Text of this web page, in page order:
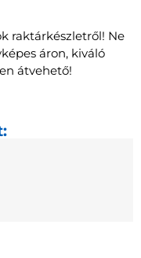
raktárkészletről! Ne
áron, kiváló
átvehető!